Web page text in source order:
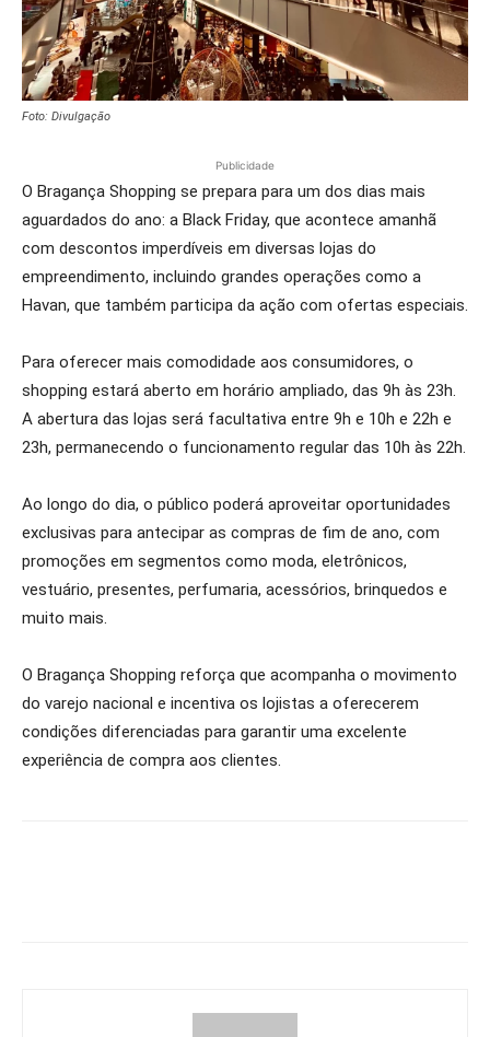
Foto: Divulgação
Publicidade
O Bragança Shopping se prepara para um dos dias mais
aguardados do ano: a Black Friday, que acontece amanhã
com descontos imperdíveis em diversas lojas do
empreendimento, incluindo grandes operações como a
Havan, que também participa da ação com ofertas especiais.
Para oferecer mais comodidade aos consumidores, o
shopping estará aberto em horário ampliado, das 9h às 23h.
A abertura das lojas será facultativa entre 9h e 10h e 22h e
23h, permanecendo o funcionamento regular das 10h às 22h.
Ao longo do dia, o público poderá aproveitar oportunidades
exclusivas para antecipar as compras de fim de ano, com
promoções em segmentos como moda, eletrônicos,
vestuário, presentes, perfumaria, acessórios, brinquedos e
muito mais.
O Bragança Shopping reforça que acompanha o movimento
do varejo nacional e incentiva os lojistas a oferecerem
condições diferenciadas para garantir uma excelente
experiência de compra aos clientes.